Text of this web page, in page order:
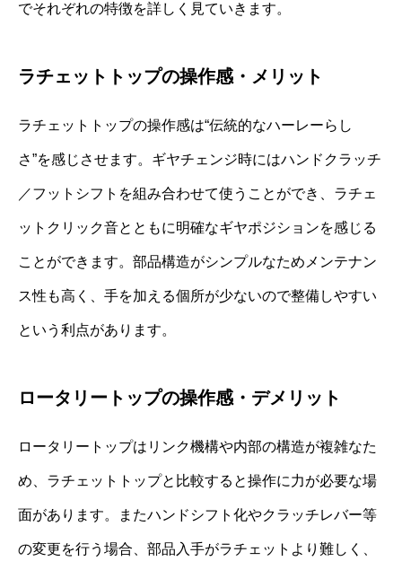
でそれぞれの特徴を詳しく見ていきます。
ラチェットトップの操作感・メリット
ラチェットトップの操作感は“伝統的なハーレーらし
さ”を感じさせます。ギヤチェンジ時にはハンドクラッチ
／フットシフトを組み合わせて使うことができ、ラチェ
ットクリック音とともに明確なギヤポジションを感じる
ことができます。部品構造がシンプルなためメンテナン
ス性も高く、手を加える個所が少ないので整備しやすい
という利点があります。
ロータリートップの操作感・デメリット
ロータリートップはリンク機構や内部の構造が複雑なた
め、ラチェットトップと比較すると操作に力が必要な場
面があります。またハンドシフト化やクラッチレバー等
の変更を行う場合、部品入手がラチェットより難しく、